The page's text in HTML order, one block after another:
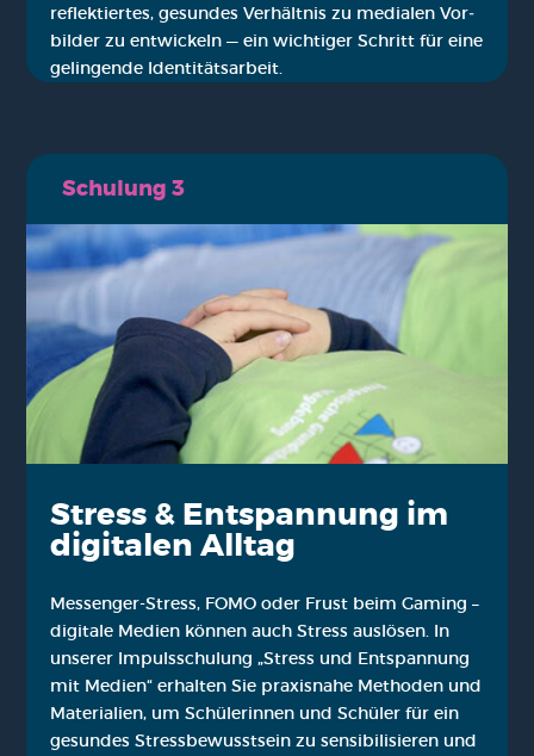
reflek­tier­tes, gesun­des Ver­hält­nis zu media­len Vor­
bil­der zu ent­wi­ckeln — ein wich­ti­ger Schritt für eine
gelin­gen­de Iden­ti­täts­ar­beit.
Schu­lung 3
Stress & Ent­span­nung im
digi­ta­len All­tag
Mes­sen­ger-Stress, FOMO oder Frust beim Gam­ing –
digi­ta­le Medi­en kön­nen auch Stress aus­lö­sen. In
unse­rer Impuls­schu­lung „Stress und Ent­span­nung
mit Medi­en“ erhal­ten Sie pra­xis­na­he Metho­den und
Mate­ria­li­en, um Schü­le­rin­nen und Schü­ler für ein
gesun­des Stress­be­wusst­sein zu sen­si­bi­li­sie­ren und